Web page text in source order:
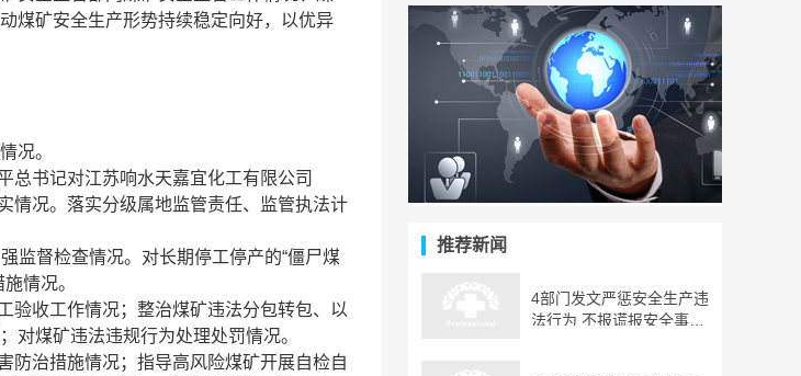
煤矿安全生产形势持续稳定向好，以优异
况。
总书记对江苏响水天嘉宜化工有限公司
情况。落实分级属地监管责任、监管执法计
监督检查情况。对长期停工停产的“僵尸煤
情况。
验收工作情况；整治煤矿违法分包转包、以
对煤矿违法违规行为处理处罚情况。
防治措施情况；指导高风险煤矿开展自检自
推荐新闻
4部门发文严惩安全生产违
法行为 不报谎报安全事故